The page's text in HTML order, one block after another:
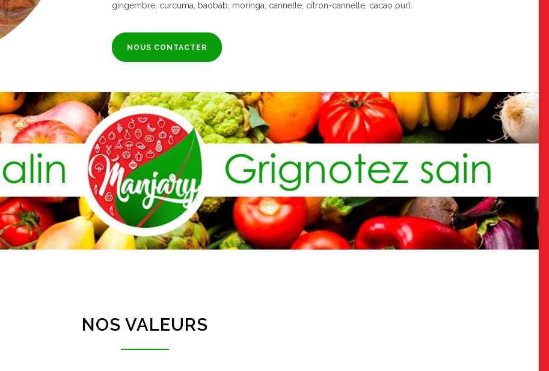
gingembre, curcuma, baobab, moringa, cannelle, citron-cannelle, cacao pur).
NOUS CONTACTER
NOS VALEURS